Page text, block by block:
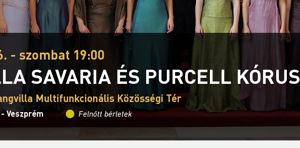
- szombat 19:00
SAVARIA ÉS PURCELL KÓRUS
Multifunkcionális Közösségi Tér
Veszprém Felnőtt bérletek